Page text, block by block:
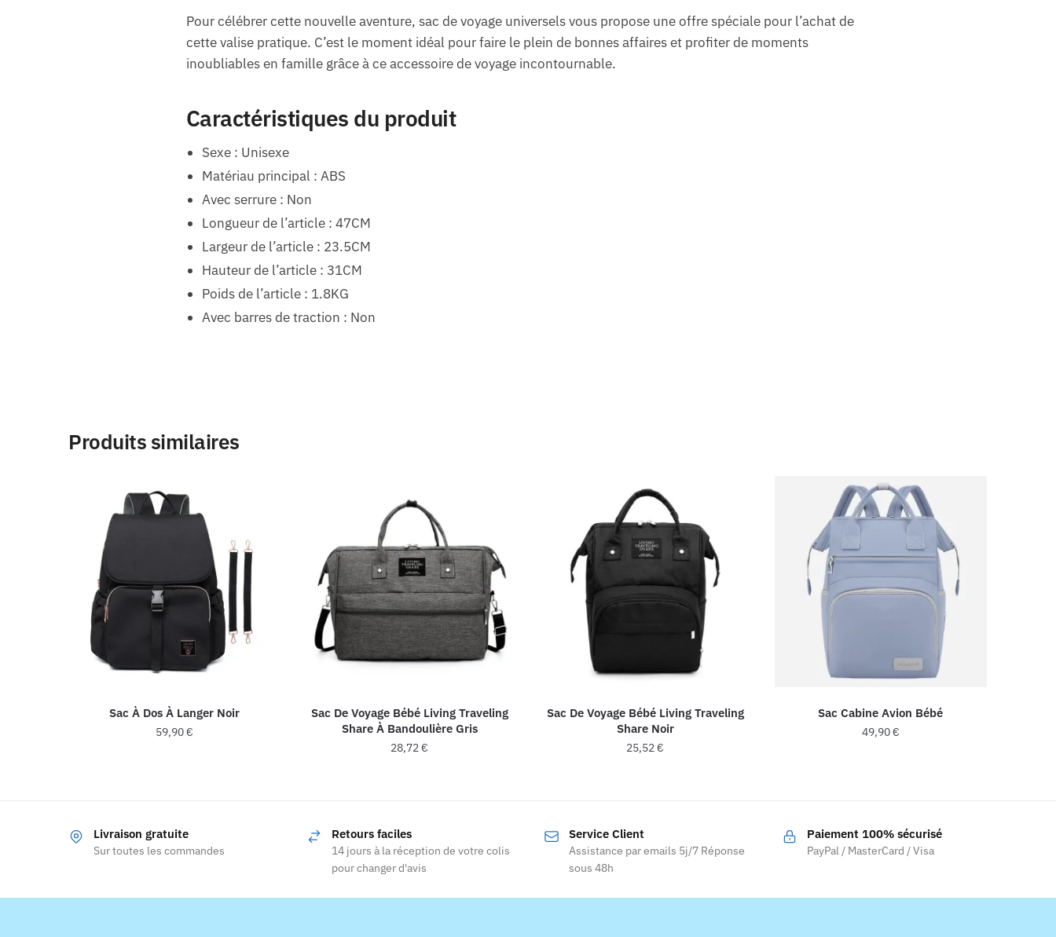
Pour célébrer cette nouvelle aventure, sac de voyage universels vous propose une offre spéciale pour l’achat de
cette valise pratique. C’est le moment idéal pour faire le plein de bonnes affaires et profiter de moments
inoubliables en famille grâce à ce accessoire de voyage incontournable.
Caractéristiques du produit
Sexe : Unisexe
Matériau principal : ABS
Avec serrure : Non
Longueur de l’article : 47CM
Largeur de l’article : 23.5CM
Hauteur de l’article : 31CM
Poids de l’article : 1.8KG
Avec barres de traction : Non
Produits similaires
Sac À Dos À Langer Noir
59,90€
Sac De Voyage Bébé Living Traveling
Share À Bandoulière Gris
28,72€
Sac De Voyage Bébé Living Traveling
Share Noir
25,52€
Sac Cabine Avion Bébé
49,90€
variations.
Les
peuvent
Livraison gratuite
Sur toutes les commandes
Retours faciles
14 jours à la réception de votre colis
pour changer d'avis
Service Client
Assistance par emails 5j/7 Réponse
sous 48h
Paiement 100% sécurisé
PayPal / MasterCard / Visa